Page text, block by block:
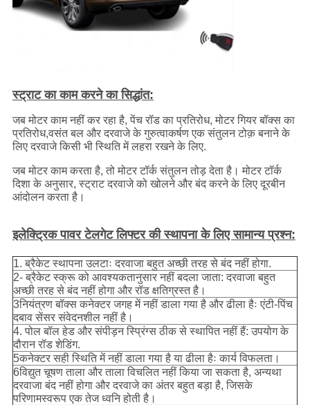
स्ट्राट का काम करने का सिद्धांत:
जब मोटर काम नहीं कर रहा है, पेंच रॉड का प्रतिरोध, मोटर गियर बॉक्स का
प्रतिरोध,वसंत बल और दरवाजे के गुरुत्वाकर्षण एक संतुलन टोक़ बनाने के
लिए दरवाजे किसी भी स्थिति में लहरा रखने के लिए.
जब मोटर काम करता है, तो मोटर टॉर्क संतुलन तोड़ देता है। मोटर टॉर्क
दिशा के अनुसार, स्ट्राट दरवाजे को खोलने और बंद करने के लिए दूरबीन
आंदोलन करता है।
इलेक्ट्रिक पावर टेलगेट लिफ्टर की स्थापना के लिए सामान्य प्रश्न:
1. ब्रैकेट स्थापना उलटाः दरवाजा बहुत अच्छी तरह से बंद नहीं होगा.
2- ब्रैकेट स्क्रू को आवश्यकतानुसार नहीं बदला जाता: दरवाजा बहुत
अच्छी तरह से बंद नहीं होगा और रॉड क्षतिग्रस्त है।
3नियंत्रण बॉक्स कनेक्टर जगह में नहीं डाला गया है और ढीला हैः एंटी-पिंच
दबाव सेंसर संवेदनशील नहीं है।
4. पोल बॉल हेड और संपीड़न स्प्रिंग्स ठीक से स्थापित नहीं हैं: उपयोग के
दौरान रॉड शेडिंग.
5कनेक्टर सही स्थिति में नहीं डाला गया है या ढीला हैः कार्य विफलता।
6विद्युत चूषण ताला और ताला विचलित नहीं किया जा सकता है, अन्यथा
दरवाजा बंद नहीं होगा और दरवाजे का अंतर बहुत बड़ा है, जिसके
परिणामस्वरूप एक तेज ध्वनि होती है।